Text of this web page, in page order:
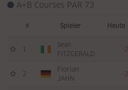
A+B Courses PAR 73
# Spieler Heute
1
Sean
FITZGERALD
-2
2
Florian
JAHN
-2